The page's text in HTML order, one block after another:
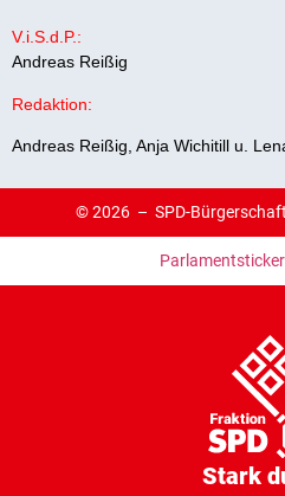
V.i.S.d.P.:
Andreas Reißig
Redaktion:
Andreas Reißig, Anja Wichitill u.
© 2026 – SPD-
Stark